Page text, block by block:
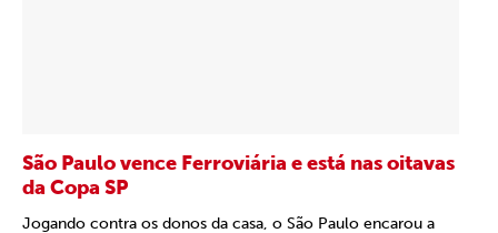
São Paulo vence Ferroviária e está nas oitavas
da Copa SP
Jogando contra os donos da casa, o São Paulo encarou a